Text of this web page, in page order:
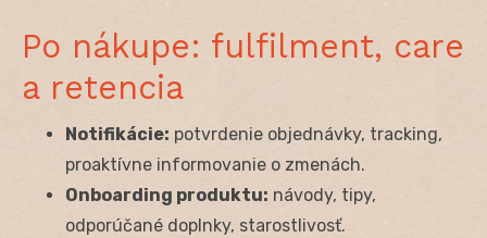
Po nákupe: fulfilment, care
a retencia
Notifikácie: potvrdenie objednávky, tracking,
proaktívne informovanie o zmenách.
Onboarding produktu: návody, tipy,
odporúčané doplnky, starostlivosť.